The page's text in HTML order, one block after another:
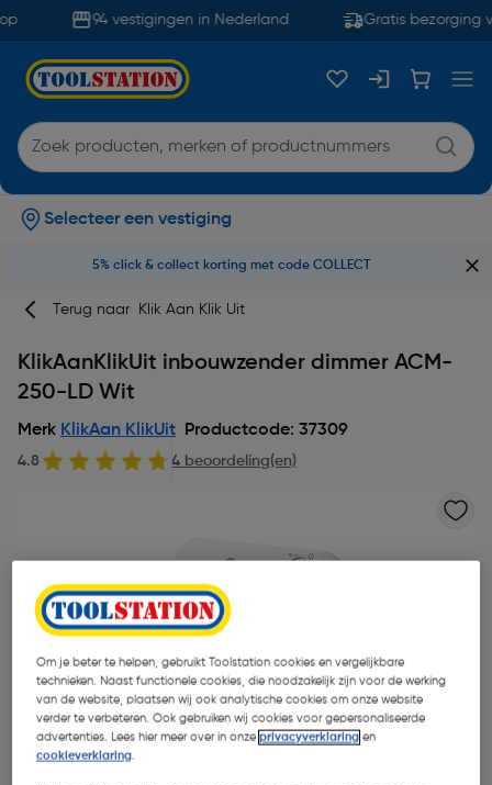
94 vestigingen in Nederland Gratis bezorging
Selecteer een vestiging
5% click & collect korting met code COLLECT
Terug naar Klik Aan Klik Uit
KlikAanKlikUit inbouwzender dimmer ACM-
250-LD Wit
Merk KlikAan KlikUit Productcode: 37309
4.8 4 beoordeling(en)
Om je beter te helpen, gebruikt Toolstation cookies en vergelijkbare
technieken. Naast functionele cookies, die noodzakelijk zijn voor de werking
van de website, plaatsen wij ook analytische cookies om onze website
verder te verbeteren. Ook gebruiken wij cookies voor gepersonaliseerde
advertenties. Lees hier meer over in onzeprivacyverklaring en
cookieverklaring.